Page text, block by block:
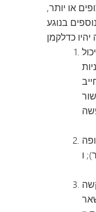
או יותר,
בנוגע
ו